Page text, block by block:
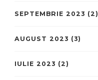
SEPTEMBRIE 2023 (2)
AUGUST 2023 (3)
IULIE 2023 (2)